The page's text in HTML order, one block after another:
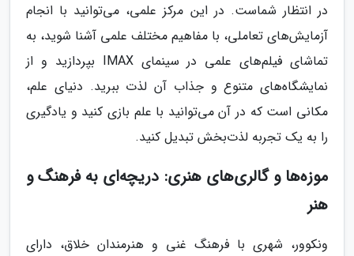
در انتظار شماست. در این مرکز علمی، می‌توانید با انجام
آزمایش‌های تعاملی، با مفاهیم مختلف علمی آشنا شوید، به
تماشای فیلم‌های علمی در سینمای IMAX بپردازید و از
نمایشگاه‌های متنوع و جذاب آن لذت ببرید. دنیای علم،
مکانی است که در آن می‌توانید با علم بازی کنید و یادگیری
را به یک تجربه لذت‌بخش تبدیل کنید.
موزه‌ها و گالری‌های هنری: دریچه‌ای به فرهنگ و
هنر
ونکوور، شهری با فرهنگ غنی و هنرمندان خلاق، دارای